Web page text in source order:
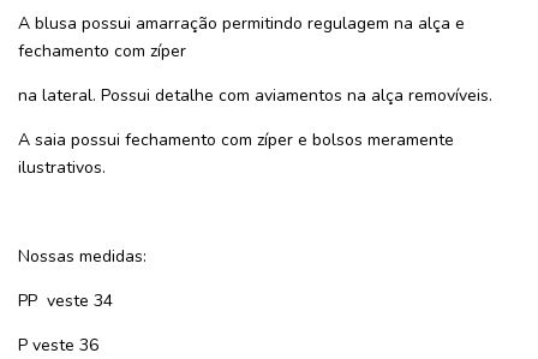
A blusa possui amarração permitindo regulagem na alça e
fechamento com zíper
na lateral. Possui detalhe com aviamentos na alça removíveis.
A saia possui fechamento com zíper e bolsos meramente
ilustrativos.
Nossas medidas:
PP veste 34
P veste 36